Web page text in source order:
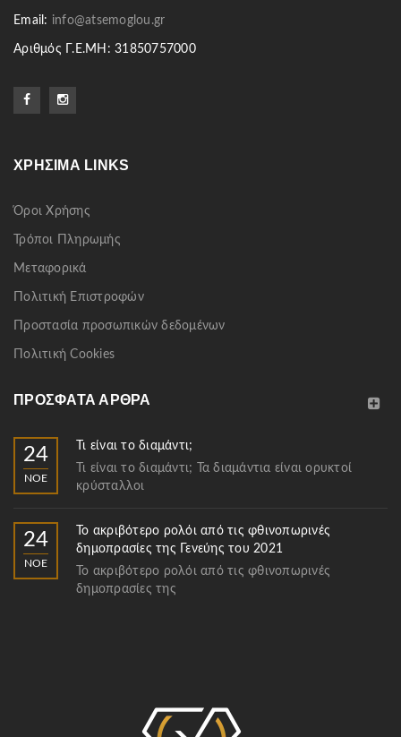
Email: info@atsemoglou.gr
Αριθμός Γ.Ε.ΜΗ: 31850757000
ΧΡΉΣΙΜΑ LINKS
Όροι Χρήσης
Τρόποι Πληρωμής
Μεταφορικά
Πολιτική Επιστροφών
Προστασία προσωπικών δεδομένων
Πολιτική Cookies
ΠΡΌΣΦΑΤΑ ΆΡΘΡΑ
24
ΝΟΈ
Τι είναι το διαμάντι;
Τι είναι το διαμάντι; Τα διαμάντια είναι ορυκτοί
κρύσταλλοι
24
ΝΟΈ
Το ακριβότερο ρολόι από τις φθινοπωρινές
δημοπρασίες της Γενεύης του 2021
Το ακριβότερο ρολόι από τις φθινοπωρινές
δημοπρασίες της